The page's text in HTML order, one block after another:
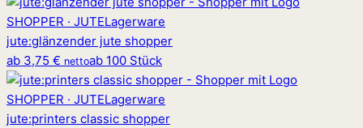
SHOPPER · JUTELagerware
jute:glänzender jute shopper
ab 3,75 € nettoab 100 Stück
SHOPPER · JUTELagerware
jute:printers classic shopper